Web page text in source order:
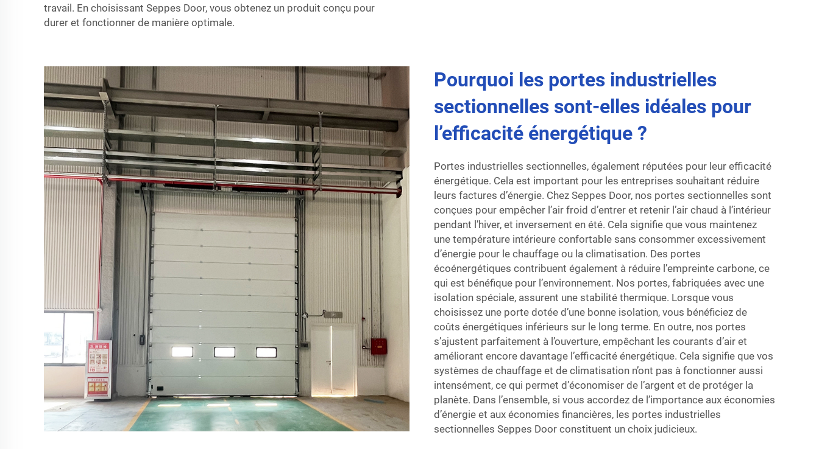
travail. En choisissant Seppes Door, vous obtenez un produit conçu pour
durer et fonctionner de manière optimale.
Pourquoi les portes industrielles
sectionnelles sont-elles idéales pour
l’efficacité énergétique ?
Portes industrielles sectionnelles, également réputées pour leur efficacité
énergétique. Cela est important pour les entreprises souhaitant réduire
leurs factures d’énergie. Chez Seppes Door, nos portes sectionnelles sont
conçues pour empêcher l’air froid d’entrer et retenir l’air chaud à l’intérieur
pendant l’hiver, et inversement en été. Cela signifie que vous maintenez
une température intérieure confortable sans consommer excessivement
d’énergie pour le chauffage ou la climatisation. Des portes
écoénergétiques contribuent également à réduire l’empreinte carbone, ce
qui est bénéfique pour l’environnement. Nos portes, fabriquées avec une
isolation spéciale, assurent une stabilité thermique. Lorsque vous
choisissez une porte dotée d’une bonne isolation, vous bénéficiez de
coûts énergétiques inférieurs sur le long terme. En outre, nos portes
s’ajustent parfaitement à l’ouverture, empêchant les courants d’air et
améliorant encore davantage l’efficacité énergétique. Cela signifie que vos
systèmes de chauffage et de climatisation n’ont pas à fonctionner aussi
intensément, ce qui permet d’économiser de l’argent et de protéger la
planète. Dans l’ensemble, si vous accordez de l’importance aux économies
d’énergie et aux économies financières, les portes industrielles
sectionnelles Seppes Door constituent un choix judicieux.